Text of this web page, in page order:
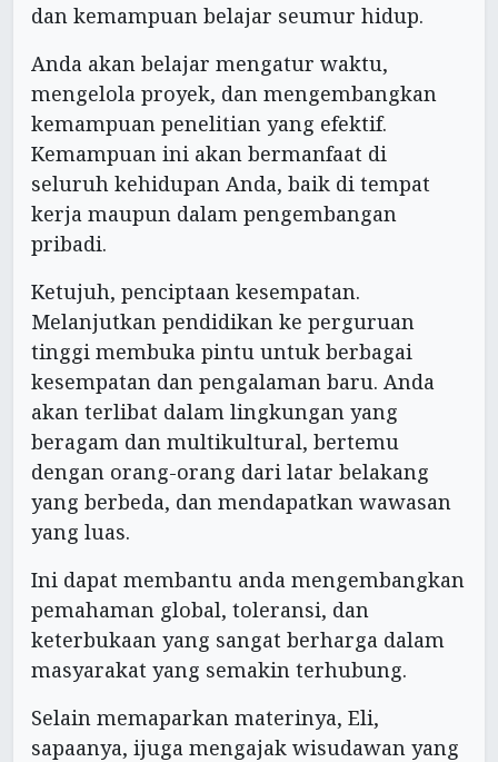
dan kemampuan belajar seumur hidup.
Anda akan belajar mengatur waktu,
mengelola proyek, dan mengembangkan
kemampuan penelitian yang efektif.
Kemampuan ini akan bermanfaat di
seluruh kehidupan Anda, baik di tempat
kerja maupun dalam pengembangan
pribadi.
Ketujuh, penciptaan kesempatan.
Melanjutkan pendidikan ke perguruan
tinggi membuka pintu untuk berbagai
kesempatan dan pengalaman baru. Anda
akan terlibat dalam lingkungan yang
beragam dan multikultural, bertemu
dengan orang-orang dari latar belakang
yang berbeda, dan mendapatkan wawasan
yang luas.
Ini dapat membantu anda mengembangkan
pemahaman global, toleransi, dan
keterbukaan yang sangat berharga dalam
masyarakat yang semakin terhubung.
Selain memaparkan materinya, Eli,
sapaanya, ijuga mengajak wisudawan yang